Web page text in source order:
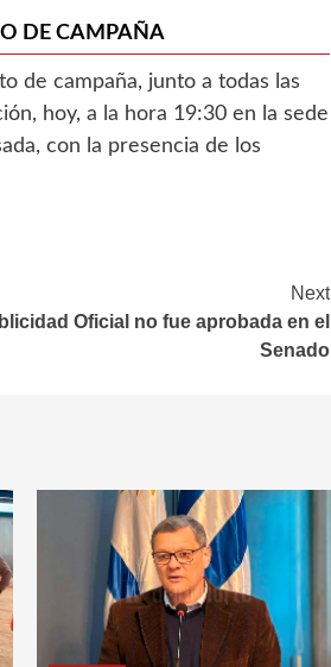
DE CAMPAÑA
de campaña, junto a todas las
hoy, a la hora 19:30 en la sede
con la presencia de los
Next
Oficial no fue aprobada en el
Senado